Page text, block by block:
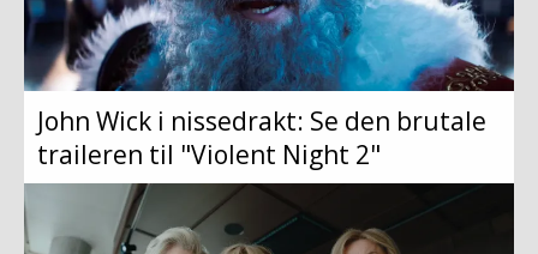
John Wick i nissedrakt: Se den brutale
traileren til "Violent Night 2"